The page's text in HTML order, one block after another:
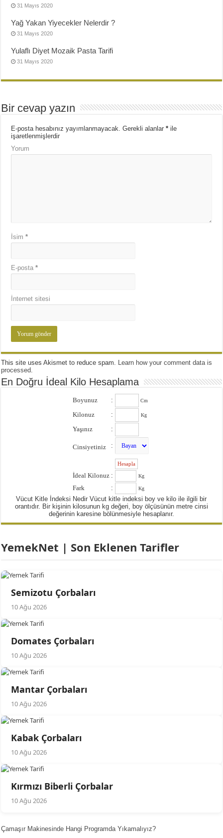
31 Mayıs 2020
Yağ Yakan Yiyecekler Nelerdir ?
31 Mayıs 2020
Yulaflı Diyet Mozaik Pasta Tarifi
31 Mayıs 2020
Bir cevap yazın
E-posta hesabınız yayımlanmayacak. Gerekli alanlar* ile
işaretlenmişlerdir
Yorum
İsim*
E-posta*
İnternet sitesi
This site uses Akismet to reduce spam. Learn how your comment data is
processed.
En Doğru İdeal Kilo Hesaplama
Boyunuz : Cm
Kilonuz : Kg
Yaşınız :
Cinsiyetiniz :
İdeal Kilonuz : Kg
Fark : Kg
Vücut Kitle İndeksi Nedir Vücut kitle indeksi boy ve kilo ile ilgili bir
orantıdır. Bir kişinin kilosunun kg değeri, boy ölçüsünün metre cinsi
değerinin karesine bölünmesiyle hesaplanır.
YemekNet | Son Eklenen Tarifler
Semizotu Çorbaları
10 Ağu 2026
Domates Çorbaları
10 Ağu 2026
Mantar Çorbaları
10 Ağu 2026
Kabak Çorbaları
10 Ağu 2026
Kırmızı Biberli Çorbalar
10 Ağu 2026
Çamaşır Makinesinde Hangi Programda Yıkamalıyız?